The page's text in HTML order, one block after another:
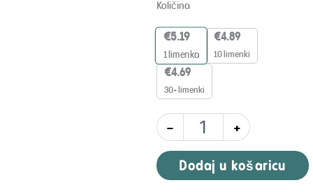
Količina
€5.19
1limenka
€4.89
10 limenki
€4.69
30+ limenki
-
marakuje
mg
+
Dodaj u košaricu